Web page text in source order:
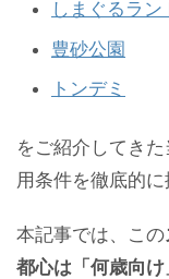
しまぐるラン
豊砂公園
トンデミ
をご紹介してき
用条件を徹底的に
本記事では、この
都心は「何歳向け